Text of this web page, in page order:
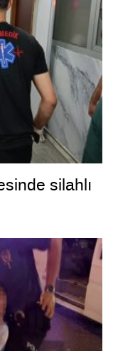
silahlı